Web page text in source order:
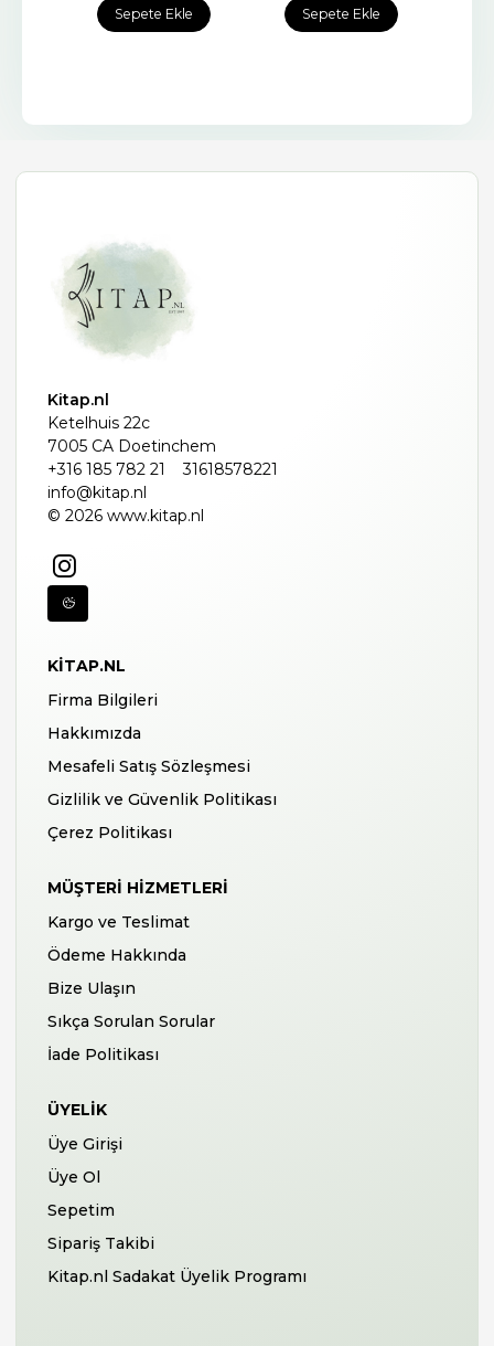
Sepete Ekle Sepete Ekle
Kitap.nl
Ketelhuis 22c
7005 CA Doetinchem
+316 185 782 21
31618578221
info@kitap.nl
© 2026 www.kitap.nl
KITAP.NL
Firma Bilgileri
Hakkımızda
Mesafeli Satış Sözleşmesi
Gizlilik ve Güvenlik Politikası
Çerez Politikası
MÜŞTERI HIZMETLERI
Kargo ve Teslimat
Ödeme Hakkında
Bize Ulaşın
Sıkça Sorulan Sorular
İade Politikası
ÜYELIK
Üye Girişi
Üye Ol
Sepetim
Sipariş Takibi
Kitap.nl Sadakat Üyelik Programı